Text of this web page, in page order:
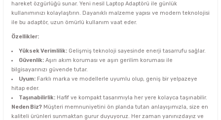
hareket özgürlüğü sunar. Yeni nesil Laptop Adaptörü ile günlük
kullanımınızı kolaylaştırın. Dayanıklı malzeme yapısı ve modern teknolojisi
ile bu adaptör, uzun ömürlü kullanım vaat eder.
Özellikler:
Yüksek Verimlilik: Gelişmiş teknoloji sayesinde enerji tasarrufu sağlar.
Güvenlik: Aşırı akım koruması ve aşırı gerilim koruması ile
bilgisayarınızı güvende tutar.
Uyum: Farklı marka ve modellerle uyumlu olup, geniş bir yelpazeye
hitap eder.
Taşınabilirlik: Hafif ve kompakt tasarımıyla her yere kolayca taşınabilir.
Neden Biz? Müşteri memnuniyetini ön planda tutan anlayışımızla, size en
kaliteli ürünleri sunmaktan gurur duyuyoruz. Her zaman yanınızdayız ve